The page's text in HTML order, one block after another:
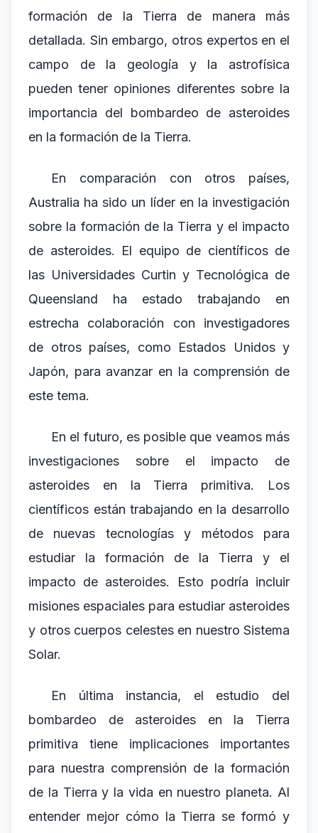
formación de la Tierra de manera más
detallada. Sin embargo, otros expertos en el
campo de la geología y la astrofísica
pueden tener opiniones diferentes sobre la
importancia del bombardeo de asteroides
en la formación de la Tierra.
En comparación con otros países,
Australia ha sido un líder en la investigación
sobre la formación de la Tierra y el impacto
de asteroides. El equipo de científicos de
las Universidades Curtin y Tecnológica de
Queensland ha estado trabajando en
estrecha colaboración con investigadores
de otros países, como Estados Unidos y
Japón, para avanzar en la comprensión de
este tema.
En el futuro, es posible que veamos más
investigaciones sobre el impacto de
asteroides en la Tierra primitiva. Los
científicos están trabajando en la desarrollo
de nuevas tecnologías y métodos para
estudiar la formación de la Tierra y el
impacto de asteroides. Esto podría incluir
misiones espaciales para estudiar asteroides
y otros cuerpos celestes en nuestro Sistema
Solar.
En última instancia, el estudio del
bombardeo de asteroides en la Tierra
primitiva tiene implicaciones importantes
para nuestra comprensión de la formación
de la Tierra y la vida en nuestro planeta. Al
entender mejor cómo la Tierra se formó y